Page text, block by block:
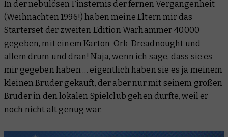
In der nebulösen Finsternis der fernen Vergangenheit
(Weihnachten 1996!) haben meine Eltern mir das
Starterset der zweiten Edition Warhammer 40.000
gegeben, mit einem Karton-Ork-Dreadnought und
allem drum und dran! Naja, wenn ich sage, dass sie es
mir gegeben haben … eigentlich haben sie es ja meinem
kleinen Bruder gekauft, der aber nur mit seinem großen
Bruder in den lokalen Spielclub gehen durfte, weil er
noch nicht alt genug war.